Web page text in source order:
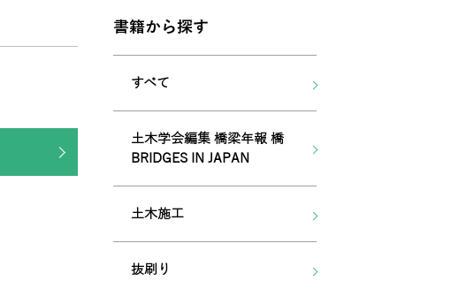
書籍から探す
すべて
土木学会編集 橋梁年報 橋
BRIDGES IN JAPAN
土木施工
抜刷り